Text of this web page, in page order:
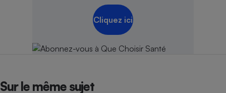
Cliquez ici
Sur le même sujet